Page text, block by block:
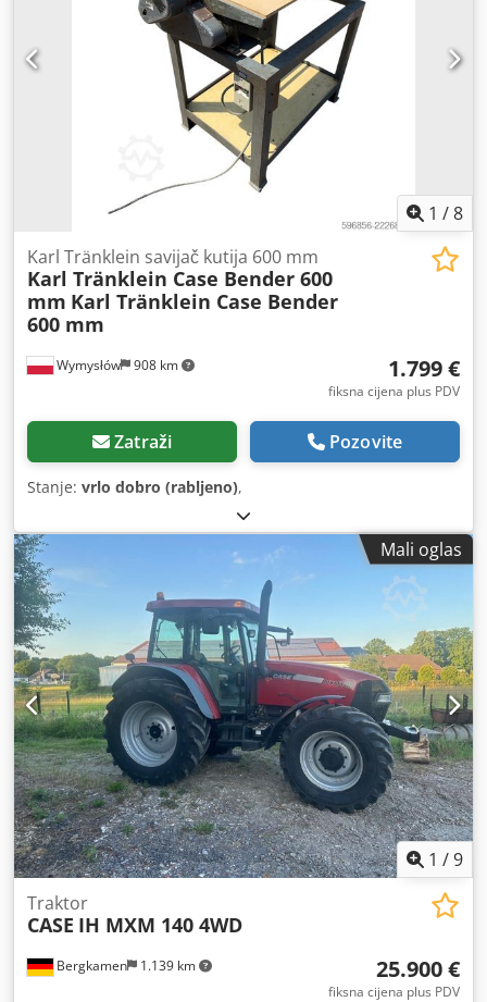
1 /8
Wymysłów 908 km
Karl Tränklein savijač kutija 600 mm
Karl Tränklein Case Bender 600
mm Karl Tränklein Case Bender
600 mm
1.799 €
fiksna cijena plus PDV
Zatraži Pozovite
Stanje: vrlo dobro (rabljeno),
Mali oglas
1 /9
Bergkamen 1.139 km
Traktor
CASE IH MXM 140 4WD
25.900 €
fiksna cijena plus PDV